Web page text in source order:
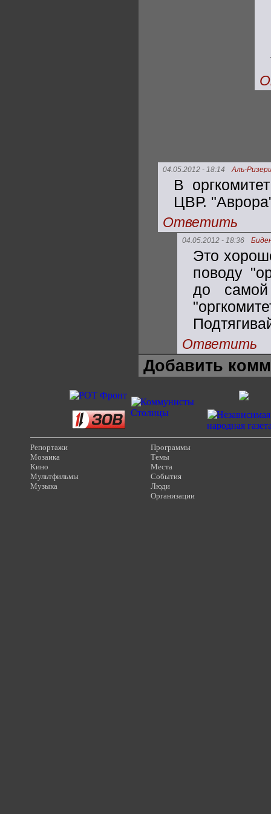
04.05.2012 - 18:14 Аль-
В
ЦВР.
Ответить
04.05.2012 - 18:36
Это
поводу
до
Ответить
Добавить
Репортажи
Мозаика
Кино
Мультфильмы
Музыка
Программы
Темы
Места
События
Люди
Организации